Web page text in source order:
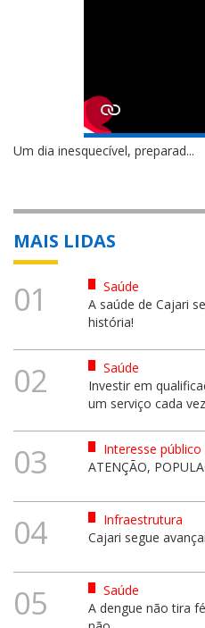
Um dia inesquecível, preparad...
MAIS LIDAS
01
Saúde
A saúde de Cajari
história!
02
Saúde
Investir em
um serviço cada
03
Interesse público
ATENÇÃO,
04
Infraestrutura
Cajari segue
05
Saúde
A dengue não tira